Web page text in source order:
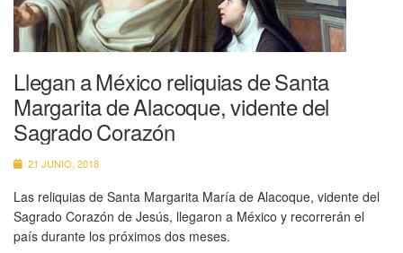
Llegan a México reliquias de Santa
Margarita de Alacoque, vidente del
Sagrado Corazón
21 JUNIO, 2018
Las reliquias de Santa Margarita María de Alacoque, vidente del
Sagrado Corazón de Jesús, llegaron a México y recorrerán el
país durante los próximos dos meses.